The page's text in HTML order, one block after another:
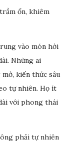
ổn, khiêm
vào món hời
Những ai
kiến thức sâu
tự nhiên. Họ ít
với phong thái
phải tự nhiên